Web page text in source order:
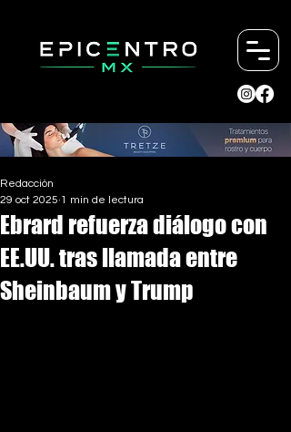
Ebrard refuerza diálogo con
EE.UU. tras llamada entre
Sheinbaum y Trump
Redacción
29 oct 2025 1 min de lectura